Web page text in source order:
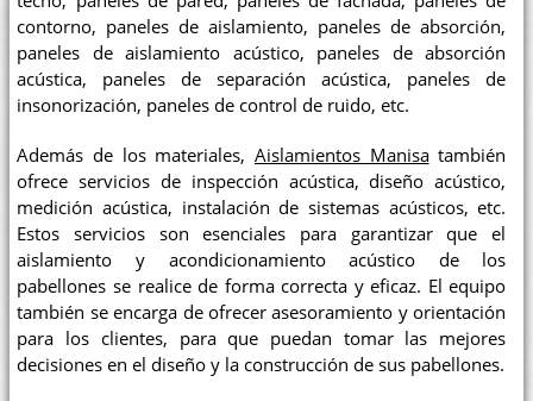
contorno, paneles de aislamiento, paneles de absorción,
paneles de aislamiento acústico, paneles de absorción
acústica, paneles de separación acústica, paneles de
insonorización, paneles de control de ruido, etc.
Además de los materiales, Aislamientos Manisatambién
ofrece servicios de inspección acústica, diseño acústico,
medición acústica, instalación de sistemas acústicos, etc.
Estos servicios son esenciales para garantizar que el
aislamiento y acondicionamiento acústico de los
pabellones se realice de forma correcta y eficaz. El equipo
también se encarga de ofrecer asesoramiento y orientación
para los clientes, para que puedan tomar las mejores
decisiones en el diseño y la construcción de sus pabellones.